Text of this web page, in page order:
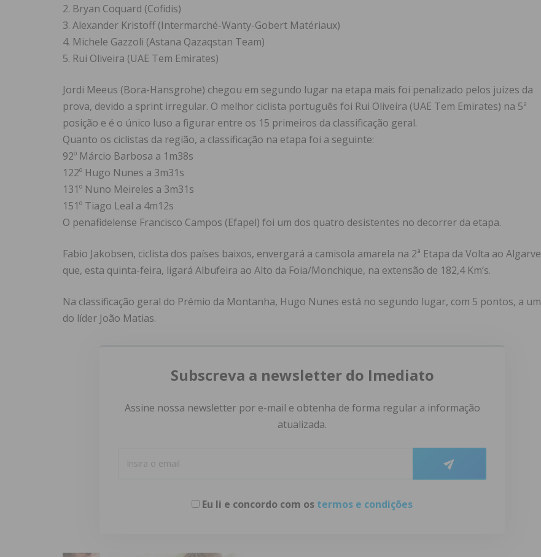
2. Bryan Coquard (Cofidis)
3. Alexander Kristoff (Intermarché-Wanty-Gobert Matériaux)
4. Michele Gazzoli (Astana Qazaqstan Team)
5. Rui Oliveira (UAE Tem Emirates)
Jordi Meeus (Bora-Hansgrohe) chegou em segundo lugar na etapa mais foi penalizado pelos juízes da
prova, devido a sprint irregular. O melhor ciclista português foi Rui Oliveira (UAE Tem Emirates) na 5ª
posição e é o único luso a figurar entre os 15 primeiros da classificação geral.
Quanto os ciclistas da região, a classificação na etapa foi a seguinte:
92º Márcio Barbosa a 1m38s
122º Hugo Nunes a 3m31s
131º Nuno Meireles a 3m31s
151º Tiago Leal a 4m12s
O penafidelense Francisco Campos (Efapel) foi um dos quatro desistentes no decorrer da etapa.
Fabio Jakobsen, ciclista dos países baixos, envergará a camisola amarela na 2ª Etapa da Volta ao Algarve
que, esta quinta-feira, ligará Albufeira ao Alto da Foia/Monchique, na extensão de 182,4 Km’s.
Na classificação geral do Prémio da Montanha, Hugo Nunes está no segundo lugar, com 5 pontos, a um
do líder João Matias.
Subscreva a newsletter do Imediato
Assine nossa newsletter por e-mail e obtenha de forma regular a informação
atualizada.
Eu li e concordo com os termos e condições